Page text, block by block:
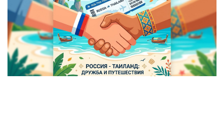
Спорт
Туризм
Недвижимость